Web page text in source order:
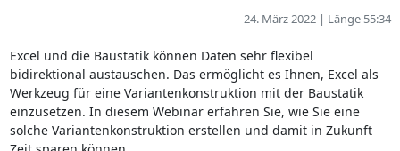
24. März 2022 | Länge 55:34
Excel und die Baustatik können Daten sehr flexibel
bidirektional austauschen. Das ermöglicht es Ihnen, Excel als
Werkzeug für eine Variantenkonstruktion mit der Baustatik
einzusetzen. In diesem Webinar erfahren Sie, wie Sie eine
solche Variantenkonstruktion erstellen und damit in Zukunft